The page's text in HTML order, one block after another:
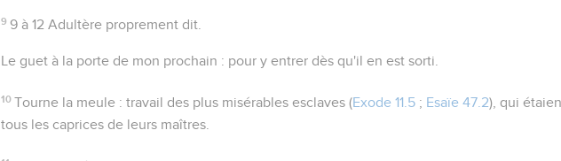
9 9 à 12 Adultère proprement dit.
Le guet à la porte de mon prochain : pour y entrer dès qu'il en est sorti.
10 Tourne la meule : travail des plus misérables esclaves (Exode 11.5 ; Esaïe 47.2), qui
tous les caprices de leurs maîtres.